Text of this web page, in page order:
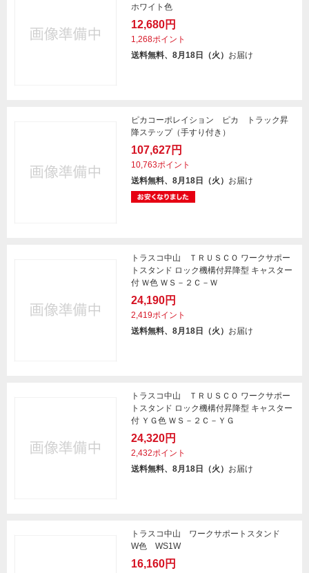
ホワイト色
12,680円
1,268ポイント
送料無料、8月18日（火） お届け
ピカコーポレイション ピカ トラック昇
降ステップ（手すり付き）
107,627円
10,763ポイント
送料無料、8月18日（火） お届け
トラスコ中山 ＴＲＵＳＣＯ ワークサポー
トスタンド ロック機構付昇降型 キャスター
付 Ｗ色 ＷＳ－２Ｃ－Ｗ
24,190円
2,419ポイント
送料無料、8月18日（火） お届け
トラスコ中山 ＴＲＵＳＣＯ ワークサポー
トスタンド ロック機構付昇降型 キャスター
付 ＹＧ色 ＷＳ－２Ｃ－ＹＧ
24,320円
2,432ポイント
送料無料、8月18日（火） お届け
トラスコ中山 ワークサポートスタンド
W色 WS1W
16,160円